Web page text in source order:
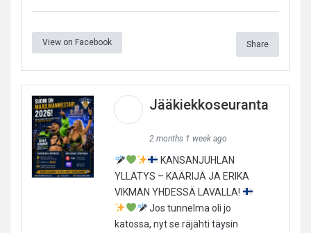
View on Facebook Share
Jääkiekkoseuranta
2 months 1 week ago
KANSANJUHLAN
YLLÄTYS – KÄÄRIJÄ JA ERIKA
VIKMAN YHDESSÄ LAVALLA!
Jos tunnelma oli jo
katossa, nyt se räjähti täysin